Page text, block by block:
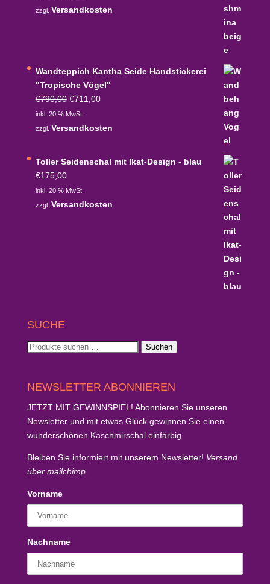
zzgl. Versandkosten
Wandteppich Kantha Seide Handstickerei
"Tropische Vögel"
€790,00 Ursprünglicher
Preis
war:
€711,00Aktueller
ist:
inkl. 20 % MwSt.
zzgl. Versandkosten
Toller Seidenschal mit Ikat-Design - blau
€175,00
inkl. 20 % MwSt.
zzgl. Versandkosten
SUCHE
Suchen
Suchen
NEWSLETTER ABONNIEREN
JETZT MIT GEWINNSPIEL! Abonnieren Sie unseren
Newsletter und mit etwas Glück gewinnen Sie einen
wunderschönen Kaschmirschaleinfärbig.
Bleiben Sie informiert mit unserem Newsletter! Versand
über mailchimp.
Vorname
Nachname